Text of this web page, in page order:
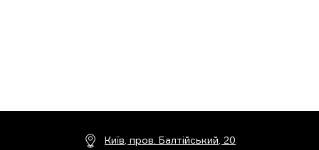
Київ, пров. Балтійський, 20